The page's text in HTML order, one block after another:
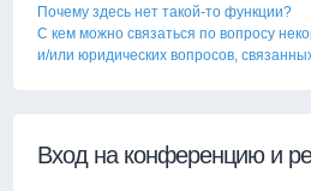
Почему здесь нет такой-то функции?
С кем можно связаться по вопросу
и/или юридических вопросов,
Вход на конференцию и